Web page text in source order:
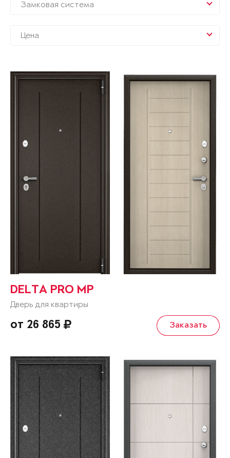
Замковая система
Цена
DELTA PRO MP
Дверь для квартиры
от 26 865 Заказать